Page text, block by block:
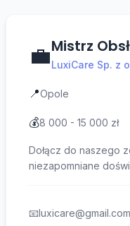
💼Mistrz
LuxiCare Sp. z
📍Opole
💰8 000 - 15 000 zł
Dołącz do naszego
niezapomniane
📧luxicare@gmail.com